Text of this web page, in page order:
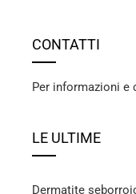
CONTATTI
Per informazioni
LE ULTIME
Dermatite